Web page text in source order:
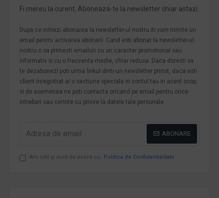
Fi mereu la curent. Aboneaza-te la newsletter chiar astazi.
Dupa ce initiezi abonarea la newsletter-ul nostru iti vom trimite un
email pentru activarea abonarii. Cand esti abonat la newsletter-ul
nostru o sa primesti emailuri cu un caracter promotional sau
informativ si cu o frecventa medie, chiar redusa. Daca doresti sa
te dezabonezi poti urma linkul dintr-un newsletter primit, daca esti
client inregistrat ai o sectiune speciala in contul tau in acest scop,
si de asemenea ne poti contacta oricand pe email pentru orice
intrebari sau cerinte cu privire la datele tale personale.
ABONARE
Am citit şi sunt de acord cu Politica de Confidentialitate